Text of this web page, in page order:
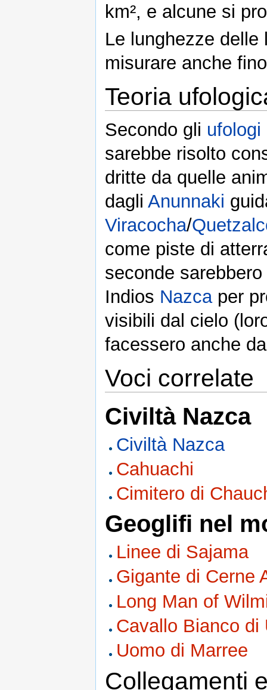
km², e alcune si
Le lunghezze
misurare anche
Teoria
Secondo gli ufologi
sarebbe risolto
dritte da quelle
dagli Anunnaki
Viracocha/
come piste di
seconde
Indios Nazcaper
visibili dal cielo
facessero anche
Voci correlate
Civiltà Nazca
Civiltà Nazca
Cahuachi
Cimitero di
Geoglifi nel
Linee di Sajama
Gigante di Cerne
Long Man of
Cavallo Bianco di
Uomo di Marree
Collegamenti